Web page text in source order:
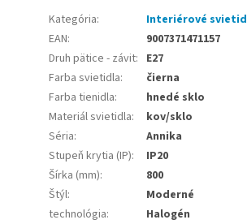
Kategória:
Interiérové
EAN:
9007371471157
Druh pätice - závit: E27
Farba svietidla:
čierna
Farba tienidla:
hnedé sklo
Materiál svietidla:
kov/sklo
Séria:
Annika
Stupeň krytia (IP):
IP20
Šírka (mm):
800
Štýl:
Moderné
technológia:
Halogén